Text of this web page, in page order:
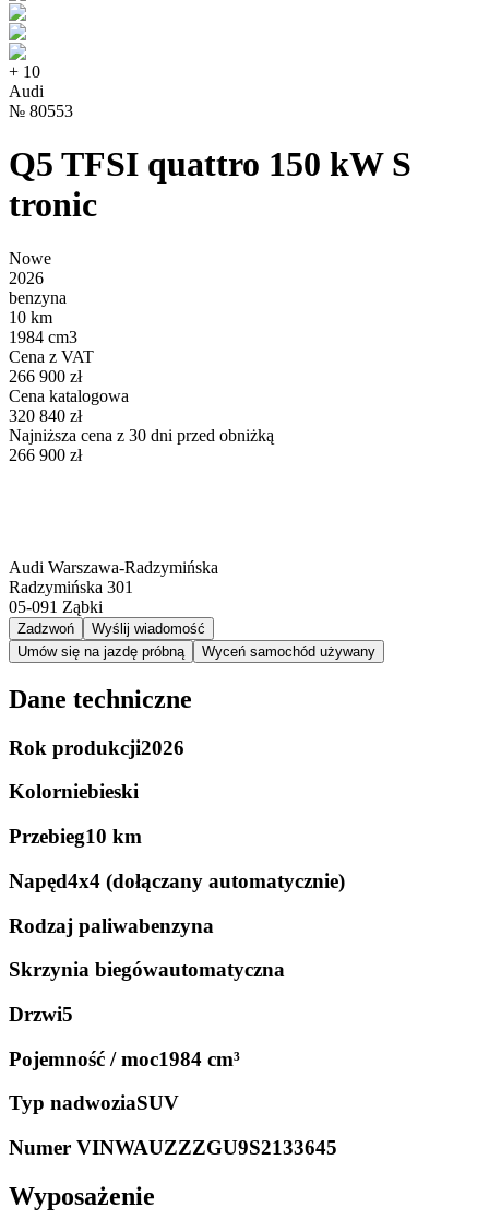
+ 10
Audi
№ 80553
Q5 TFSI quattro 150 kW S
tronic
Nowe
2026
benzyna
10 km
1984 cm3
Cena z VAT
266 900 zł
Cena katalogowa
320 840 zł
Najniższa cena z 30 dni przed obniżką
266 900 zł
Audi Warszawa-Radzymińska
Radzymińska 301
05-091 Ząbki
Zadzwoń
Wyślij wiadomość
Umów się na jazdę próbną
Wyceń samochód używany
Dane techniczne
Rok produkcji2026
Kolorniebieski
Przebieg10 km
Napęd4x4 (dołączany automatycznie)
Rodzaj paliwabenzyna
Skrzynia biegówautomatyczna
Drzwi5
Pojemność / moc1984 cm³
Typ nadwoziaSUV
Numer VINWAUZZZGU9S2133645
Wyposażenie